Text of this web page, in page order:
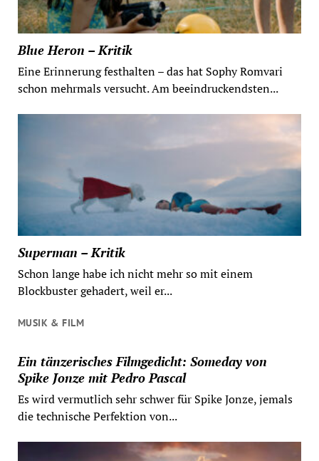
Blue Heron – Kritik
Eine Erinnerung festhalten – das hat Sophy Romvari
schon mehrmals versucht. Am beeindruckendsten...
Superman – Kritik
Schon lange habe ich nicht mehr so mit einem
Blockbuster gehadert, weil er...
MUSIK & FILM
Ein tänzerisches Filmgedicht: Someday von
Spike Jonze mit Pedro Pascal
Es wird vermutlich sehr schwer für Spike Jonze, jemals
die technische Perfektion von...